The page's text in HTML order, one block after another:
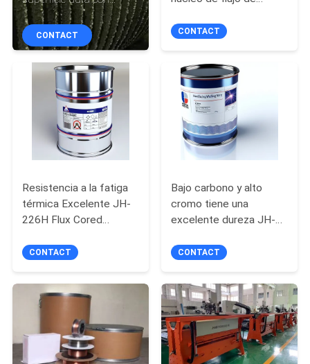
CONTROL
DE
CALIDAD
ÉNTRENOS
CON
NOTICIAS
PIDA
UNA
CITA
rodillo de molienda de
azúcar de 2000 mm de
longitud
CONTACT
para molino de materias
escoria
CONTACT
Resistencia a la fatiga
térmica Excelente JH-
226H Flux Cored
alambre
CONTACT
Bajo carbono y alto
cromo tiene una
excelente dureza JH-
Hardfacing Welding
CONTACT